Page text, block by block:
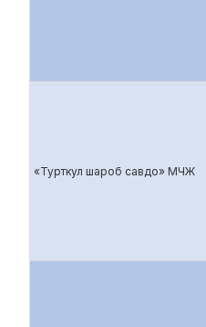
«Турткул шароб савдо» МЧЖ